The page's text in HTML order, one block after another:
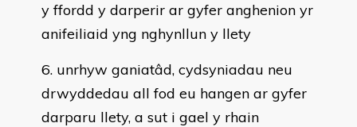
y ffordd y darperir ar gyfer anghenion yr
anifeiliaid yng nghynllun y llety
unrhyw ganiatâd, cydsyniadau neu
drwyddedau all fod eu hangen ar gyfer
darparu llety, a sut i gael y rhain